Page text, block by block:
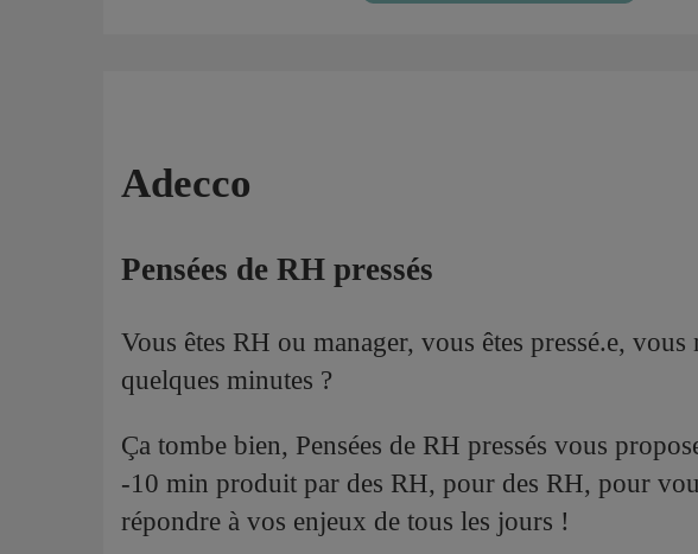
Adecco
Pensées de RH pressés
Vous êtes RH ou manager, vous êtes pressé.e, vous
quelques minutes ?
Ça tombe bien, Pensées de RH pressés vous
-10 min produit par des RH, pour des RH, pour
répondre à vos enjeux de tous les jours !